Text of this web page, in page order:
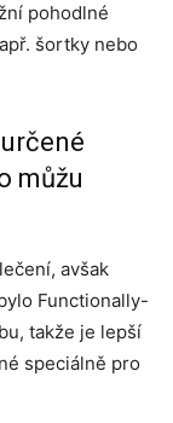
pohodlné
šortky nebo
můžu
avšak
Functionally-
takže je lepší
speciálně pro